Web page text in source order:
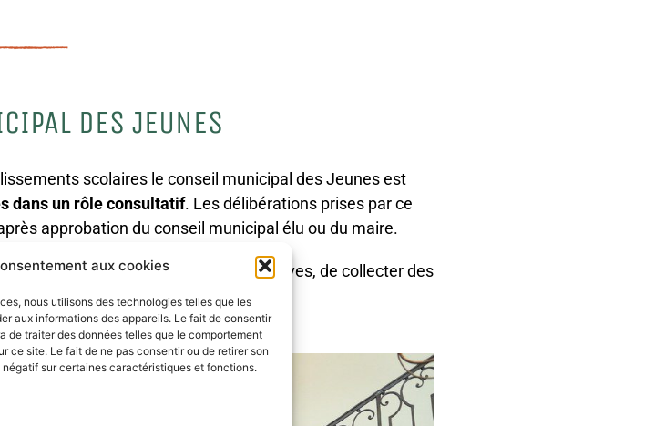
aux cookies
nous utilisons des technologies telles que les
aux informations des appareils. Le fait de consentir
de traiter des données telles que le comportement
ce site. Le fait de ne pas consentir ou de retirer son
sur certaines caractéristiques et fonctions.
DES JEUNES
scolaires le conseil municipal des Jeunesest
dans un rôle consultatif. Les délibérations prises par ce
approbation du conseil municipal élu ou du maire.
la vie politique, de prendre des initiatives, de collecter des